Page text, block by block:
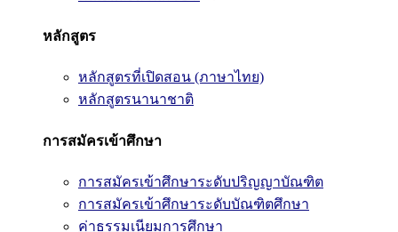
หลักสูตร
หลักสูตรที่เปิดสอน (ภาษาไทย)
หลักสูตรนานาชาติ
การสมัครเข้าศึกษา
การสมัครเข้าศึกษาระดับปริญญาบัณฑิต
การสมัครเข้าศึกษาระดับบัณฑิตศึกษา
ค่าธรรมเนียมการศึกษา